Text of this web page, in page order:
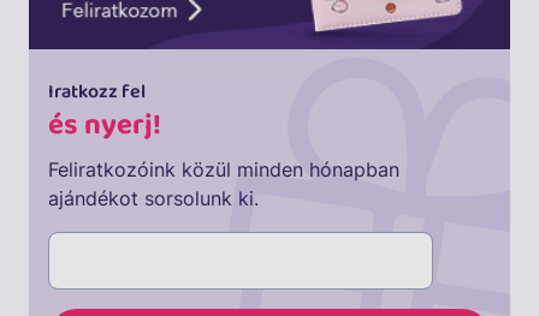
Iratkozz fel
és nyerj!
Feliratkozóink közül minden hónapban
ajándékot sorsolunk ki.